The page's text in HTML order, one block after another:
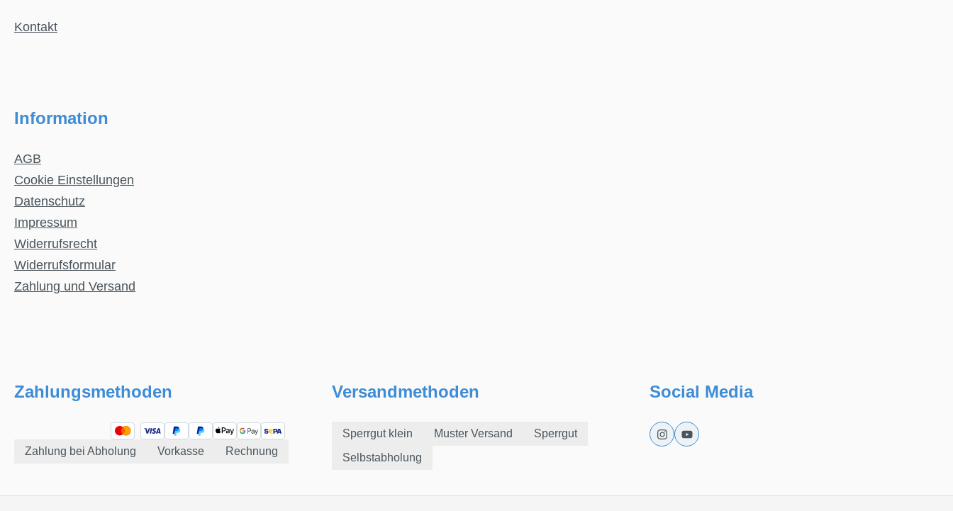
Kontakt
Information
AGB
Cookie Einstellungen
Datenschutz
Impressum
Widerrufsrecht
Widerrufsformular
Zahlung und Versand
Zahlungsmethoden
Zahlung bei Abholung Vorkasse Rechnung
Versandmethoden
Sperrgut klein Muster Versand
Sperrgut
Selbstabholung
Social Media